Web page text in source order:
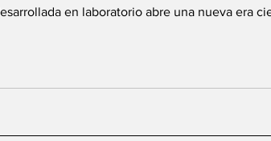
en laboratorio abre una nueva era